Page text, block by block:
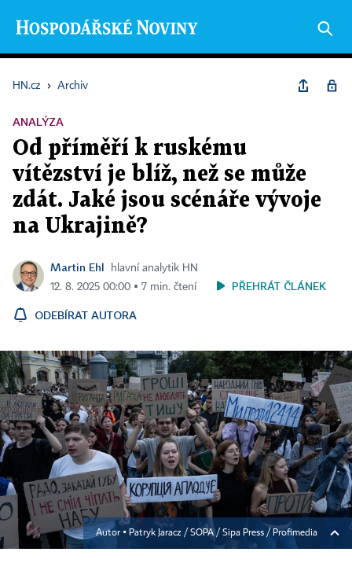
HN.cz › Archiv
ANALÝZA
Od příměří k ruskému
vítězství je blíž, než se může
zdát. Jaké jsou scénáře vývoje
na Ukrajině?
Martin Ehl
hlavní analytik HN
12. 8. 2025 00:00 ▪ 7 min. čtení
PŘEHRÁT ČLÁNEK
ODEBÍRAT AUTORA
Autor ▪ Patryk Jaracz / SOPA / Sipa Press / Profimedia